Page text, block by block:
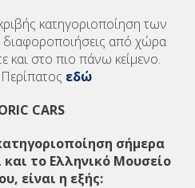
κατηγοριοποίηση των
διαφοροποιήσεις από χώρα
στο πιο πάνω κείμενο.
εδώ
CARS
σήμερα
το Ελληνικό Μουσείο
είναι η εξής: